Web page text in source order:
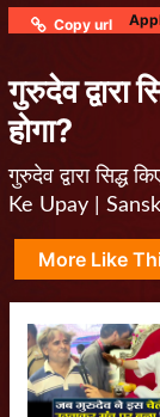
Copy url
गुरुदेव द्वारा
होगा?
गुरुदेव द्वारा सिद्ध
Ke Upay |
More Like